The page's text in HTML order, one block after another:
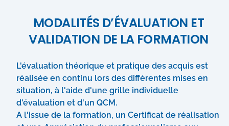
MODALITÉS D’ÉVALUATION ET
VALIDATION DE LA FORMATION
L'évaluation théorique et pratique des acquis est
réalisée en continu lors des différentes mises en
situation, à l'aide d'une grille individuelle
d'évaluation et d'un QCM.
A l'issue de la formation, un Certificat de réalisation